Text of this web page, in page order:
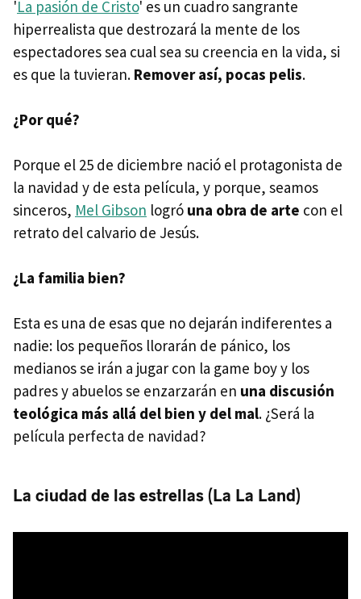
'La pasión de Cristo' es un cuadro sangrante
hiperrealista que destrozará la mente de los
espectadores sea cual sea su creencia en la vida, si
es que la tuvieran. Remover así, pocas pelis.
¿Por qué?
Porque el 25 de diciembre nació el protagonista de
la navidad y de esta película, y porque, seamos
sinceros, Mel Gibson logró una obra de arte con el
retrato del calvario de Jesús.
¿La familia bien?
Esta es una de esas que no dejarán indiferentes a
nadie: los pequeños llorarán de pánico, los
medianos se irán a jugar con la game boy y los
padres y abuelos se enzarzarán en una discusión
teológica más allá del bien y del mal. ¿Será la
película perfecta de navidad?
La ciudad de las estrellas (La La Land)